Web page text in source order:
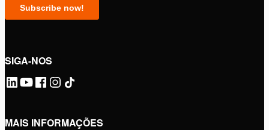
SIGA-NOS
MAIS INFORMAÇÕES